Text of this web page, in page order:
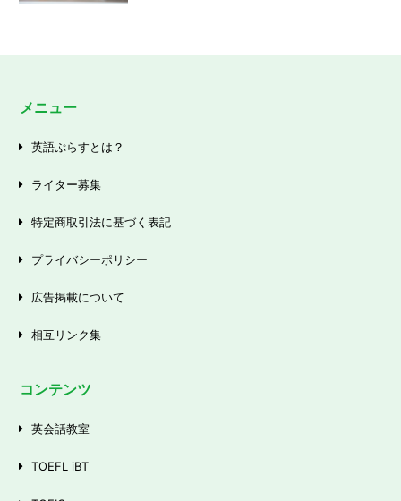
メニュー
英語ぷらすとは？
ライター募集
特定商取引法に基づく表記
プライバシーポリシー
広告掲載について
相互リンク集
コンテンツ
英会話教室
TOEFL iBT